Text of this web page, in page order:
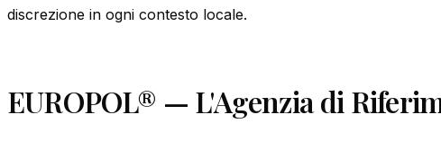
discrezione in ogni contesto locale.
EUROPOL® — L'Agenzia di